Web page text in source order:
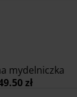
mydelniczka
złAktualna